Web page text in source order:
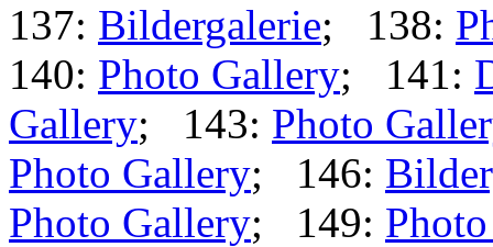
137: Bildergalerie; 138:
140: Photo Gallery; 141:
Gallery; 143: Photo
Photo Gallery; 146:
Photo Gallery; 149: